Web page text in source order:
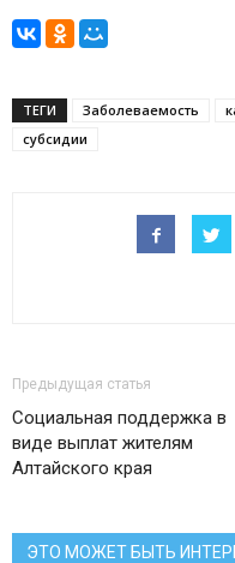
ТЕГИ Заболеваемость
субсидии
Предыдущая статья
Социальная поддержка в
виде выплат жителям
Алтайского края
ЭТО МОЖЕТ БЫТЬ